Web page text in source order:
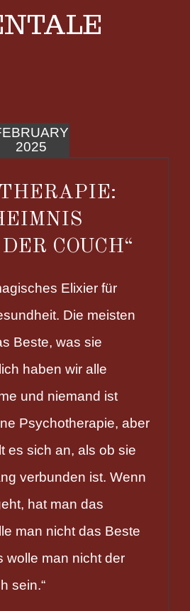
2025
COUCH“
Elixier für
Die meisten
Beste, was sie
haben wir alle
und niemand ist
Psychotherapie, aber
es sich an, als ob sie
verbunden ist. Wenn
hat man das
man nicht das Beste
wolle man nicht der
sein.“